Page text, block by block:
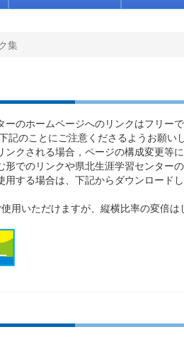
集
のホームページへのリンクはフリー
のことにご注意くださるようお願いし
ンクされる場合，ページの構成変更等
形でのリンクや県北生涯学習センター
用する場合は、下記からダウンロードし
用いただけますが、縦横比率の変倍は